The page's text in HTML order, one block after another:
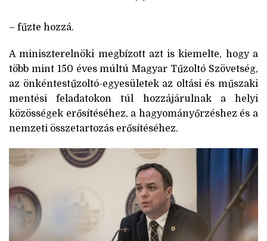
– fűzte hozzá.
A miniszterelnöki megbízott azt is kiemelte, hogy a
több mint 150 éves múltú Magyar Tűzoltó Szövetség,
az önkéntestűzoltó-egyesületek az oltási és műszaki
mentési feladatokon túl hozzájárulnak a helyi
közösségek erősítéséhez, a hagyományőrzéshez és a
nemzeti összetartozás erősítéséhez.